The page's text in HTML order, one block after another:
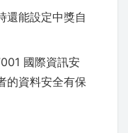
還能設定中獎自
國際資訊安
的資料安全有保